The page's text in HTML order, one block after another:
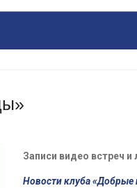
Записи видео встреч и
Новости клуба